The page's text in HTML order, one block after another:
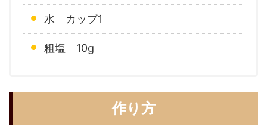
水 カップ1
粗塩 10g
作り方